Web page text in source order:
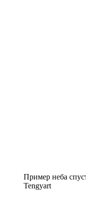
Пример неба
Tengyart